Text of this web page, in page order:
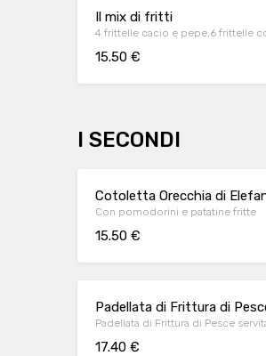
Il mix di fritti
4 frittelle cacio e pepe,6 frittelle
15.50 €
I SECONDI
Cotoletta Orecchia di
Con pomodorini e patatine fritte
15.50 €
Padellata di Frittura di
Padellata di Frittura di Pesce
17.40 €